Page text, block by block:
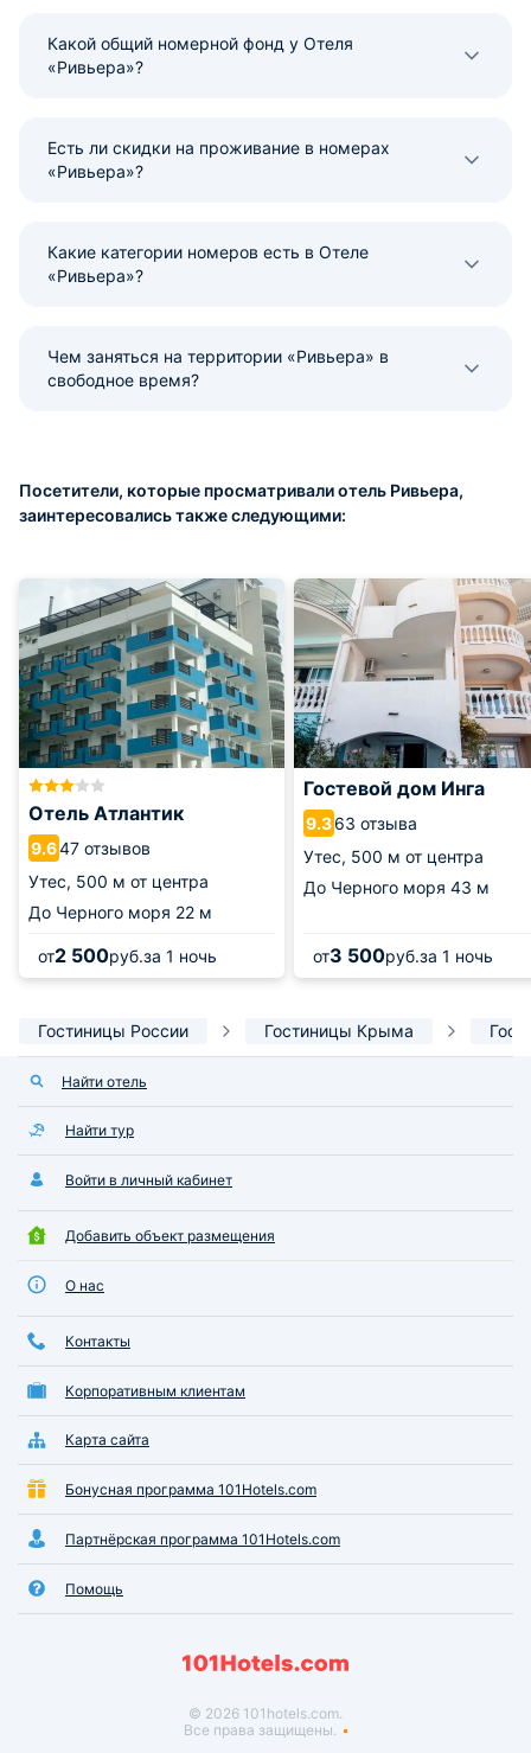
Какой общий номерной фонд у Отеля
«Ривьера»?
Есть ли скидки на проживание в номерах
«Ривьера»?
Какие категории номеров есть в Отеле
«Ривьера»?
Чем заняться на территории «Ривьера» в
свободное время?
Посетители, которые просматривали отель Ривьера,
заинтересовались также следующими:
Отель Атлантик
9.647 отзывов
Утес, 500 м от центра
До Черного моря 22 м
от2 500руб.за 1 ночь
Гостевой дом Инга
9.363 отзыва
Утес, 500 м от центра
До Черного моря 43 м
от3 500руб.за 1 ночь
Гостиницы России Гостиницы Крыма
Найти отель
Найти тур
Войти в личный кабинет
Добавить объект размещения
О нас
Контакты
Корпоративным клиентам
Карта сайта
Бонусная программа 101Hotels.com
Партнёрская программа 101Hotels.com
Помощь
© 2026 101hotels.com.
Все права защищены.